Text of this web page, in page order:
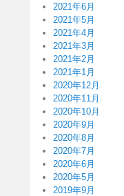
2021年6月
2021年5月
2021年4月
2021年3月
2021年2月
2021年1月
2020年12月
2020年11月
2020年10月
2020年9月
2020年8月
2020年7月
2020年6月
2020年5月
2019年9月